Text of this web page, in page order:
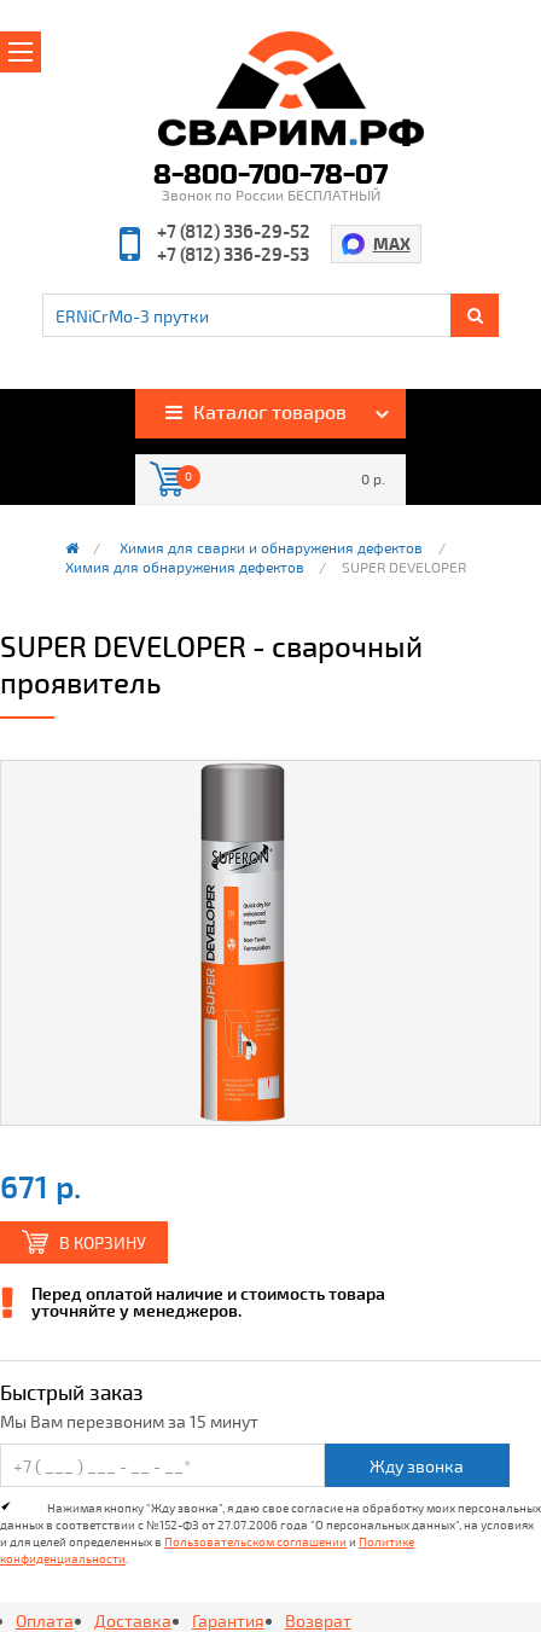
Производители
Полезная информация
Гарантия и возврат
8-800-700-78-07
Звонок по России БЕСПЛАТНЫЙ
+7 (812) 336-29-52
+7 (812) 336-29-53
MAX
Каталог товаров
0 0 р.
Химия для сварки и обнаружения дефектов
Химия для обнаружения дефектов
SUPER DEVELOPER
SUPER DEVELOPER - сварочный
проявитель
671 р.
В КОРЗИНУ
Перед оплатой наличие и стоимость товара
уточняйте у менеджеров.
Быстрый заказ
Мы Вам перезвоним за 15 минут
Жду звонка
Нажимая кнопку "Жду звонка", я даю свое согласие на обработку моих персональных
данных в соответствии с №152-ФЗ от 27.07.2006 года "О персональных данных", на условиях
и для целей определенных в Пользовательском соглашении и Политике
конфиденциальности
Оплата Доставка Гарантия Возврат